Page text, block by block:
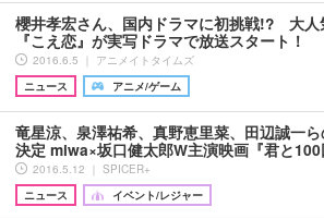
櫻井孝宏さん、国内ドラマに初挑戦!? 大人
『こえ恋』が実写ドラマで放送スタート！
2016.6.5 ｜ アニメイトタイムズ
ニュース
アニメ/ゲーム
竜星涼、泉澤祐希、真野恵里菜、田辺誠一
決定 miwa×坂口健太郎W主演映画『君と
2016.5.12 ｜ SPICER+
ニュース
イベント/レジャー